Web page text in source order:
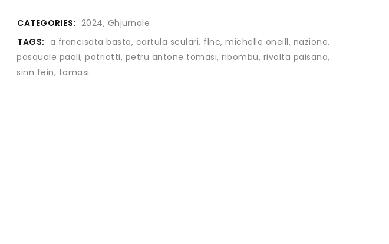
CATEGORIES: 2024, Ghjurnale
TAGS: a francisata basta, cartula sculari, flnc, michelle oneill, nazione,
pasquale paoli, patriotti, petru antone tomasi, ribombu, rivolta paisana,
sinn fein, tomasi